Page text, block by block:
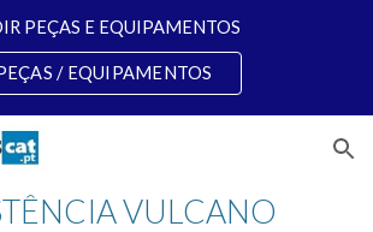
PEÇAS E EQUIPAMENTOS
/ EQUIPAMENTOS
VULCANO